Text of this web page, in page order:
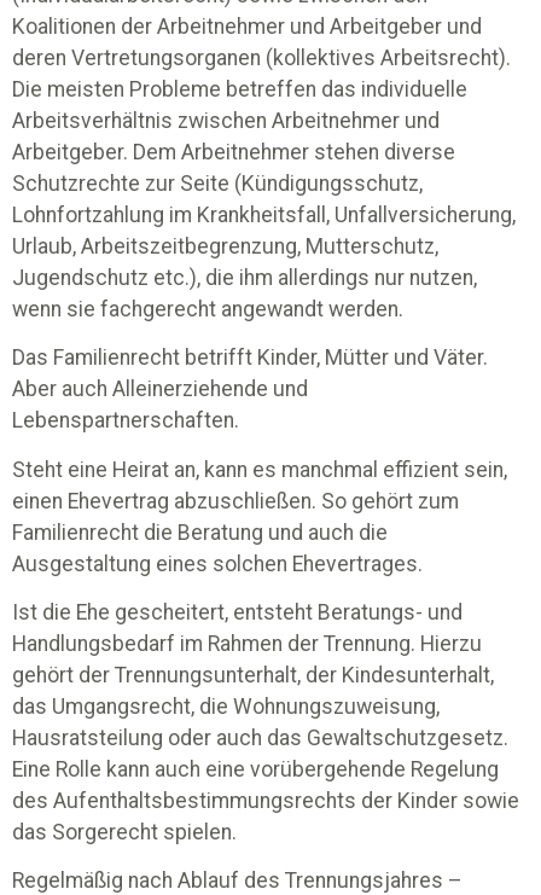
Koalitionen der Arbeitnehmer und Arbeitgeber und
deren Vertretungsorganen (kollektives Arbeitsrecht).
Die meisten Probleme betreffen das individuelle
Arbeitsverhältnis zwischen Arbeitnehmer und
Arbeitgeber. Dem Arbeitnehmer stehen diverse
Schutzrechte zur Seite (Kündigungsschutz,
Lohnfortzahlung im Krankheitsfall, Unfallversicherung,
Urlaub, Arbeitszeitbegrenzung, Mutterschutz,
Jugendschutz etc.), die ihm allerdings nur nutzen,
wenn sie fachgerecht angewandt werden.
Das Familienrecht betrifft Kinder, Mütter und Väter.
Aber auch Alleinerziehende und
Lebenspartnerschaften.
Steht eine Heirat an, kann es manchmal effizient sein,
einen Ehevertrag abzuschließen. So gehört zum
Familienrecht die Beratung und auch die
Ausgestaltung eines solchen Ehevertrages.
Ist die Ehe gescheitert, entsteht Beratungs- und
Handlungsbedarf im Rahmen der Trennung. Hierzu
gehört der Trennungsunterhalt, der Kindesunterhalt,
das Umgangsrecht, die Wohnungszuweisung,
Hausratsteilung oder auch das Gewaltschutzgesetz.
Eine Rolle kann auch eine vorübergehende Regelung
des Aufenthaltsbestimmungsrechts der Kinder sowie
das Sorgerecht spielen.
Regelmäßig nach Ablauf des Trennungsjahres –